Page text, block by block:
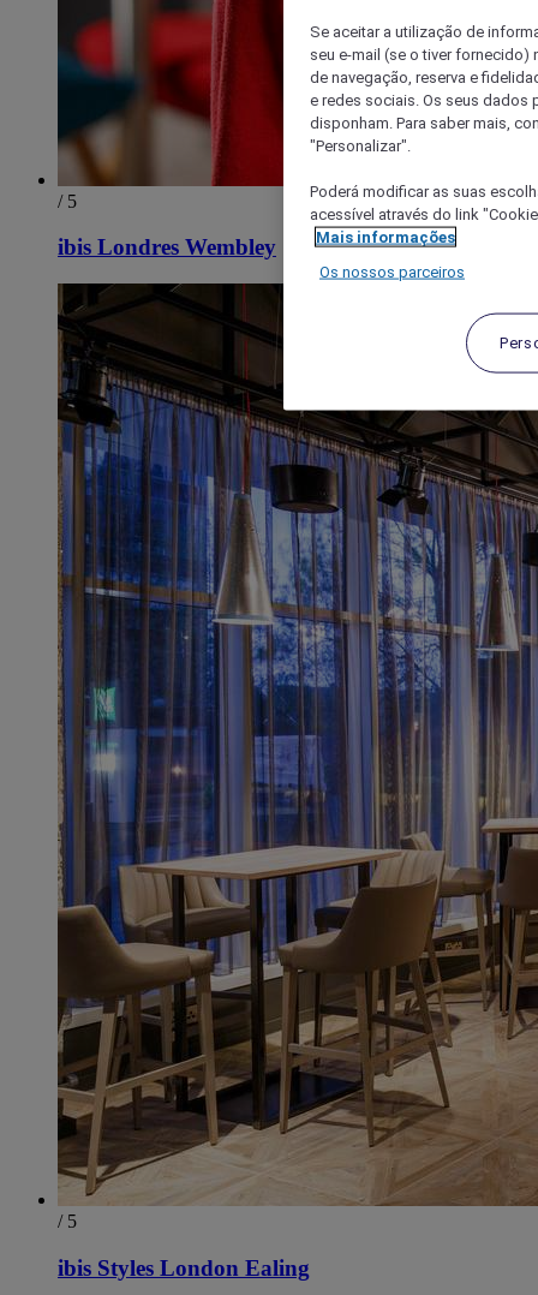
/ 5
ibis Londres Wembley
/ 5
ibis Styles London Ealing
Se aceitar a utilização de
seu e-mail (se o tiver
de navegação, reserva e
e redes sociais. Os seus dados
disponham. Para saber mais,
"Personalizar".
Poderá modificar as suas
acessível através do link
Mais informações
Os nossos parceiros